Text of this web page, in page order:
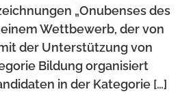
„Onubenses des
Wettbewerb, der von
der Unterstützung von
Bildung organisiert
in der Kategorie […]